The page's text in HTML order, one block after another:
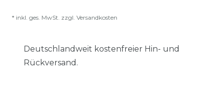
* inkl. ges. MwSt. zzgl. Versandkosten
Deutschlandweit kostenfreier Hin- und
Rückversand.